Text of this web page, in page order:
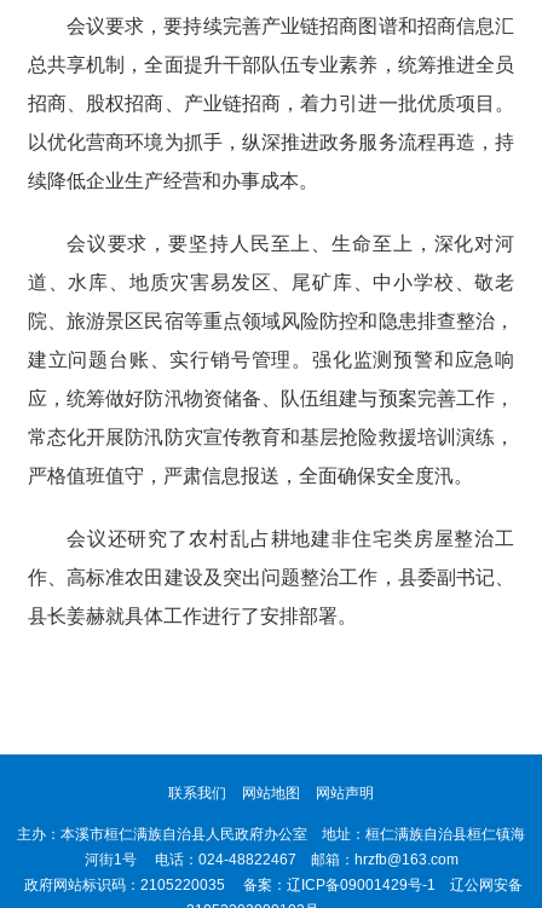
会议要求，要持续完善产业链招商图谱和招商信息汇
总共享机制，全面提升干部队伍专业素养，统筹推进全员
招商、股权招商、产业链招商，着力引进一批优质项目。
以优化营商环境为抓手，纵深推进政务服务流程再造，持
续降低企业生产经营和办事成本。
会议要求，要坚持人民至上、生命至上，深化对河
道、水库、地质灾害易发区、尾矿库、中小学校、敬老
院、旅游景区民宿等重点领域风险防控和隐患排查整治，
建立问题台账、实行销号管理。强化监测预警和应急响
应，统筹做好防汛物资储备、队伍组建与预案完善工作，
常态化开展防汛防灾宣传教育和基层抢险救援培训演练，
严格值班值守，严肃信息报送，全面确保安全度汛。
会议还研究了农村乱占耕地建非住宅类房屋整治工
作、高标准农田建设及突出问题整治工作，县委副书记、
县长姜赫就具体工作进行了安排部署。
联系我们 网站地图 网站声明
主办：本溪市桓仁满族自治县人民政府办公室 地址：桓仁满族自治县桓仁镇海
河街1号 电话：024-48822467 邮箱：hrzfb@163.com
政府网站标识码：2105220035 备案： 辽ICP备09001429号-1
辽公网安备